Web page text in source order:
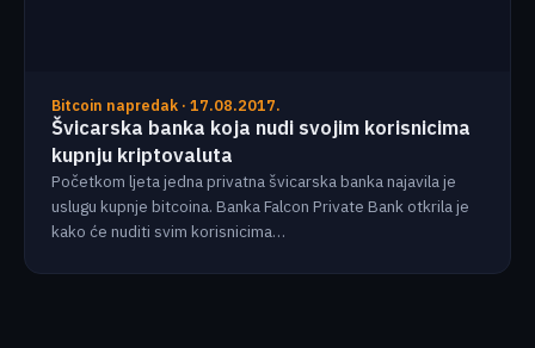
Bitcoin napredak · 17.08.2017.
Švicarska banka koja nudi svojim korisnicima
kupnju kriptovaluta
Početkom ljeta jedna privatna švicarska banka najavila je
uslugu kupnje bitcoina. Banka Falcon Private Bank otkrila je
kako će nuditi svim korisnicima…